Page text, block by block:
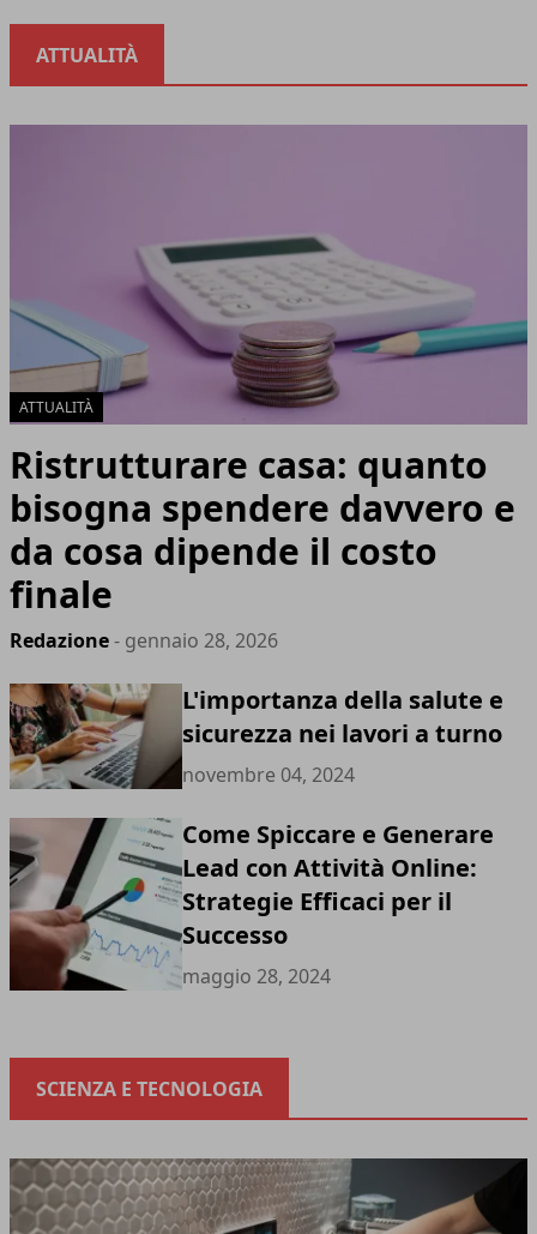
ATTUALITÀ
ATTUALITÀ
Ristrutturare casa: quanto
bisogna spendere davvero e
da cosa dipende il costo
finale
Redazione- gennaio 28, 2026
L'importanza della salute e
sicurezza nei lavori a turno
novembre 04, 2024
Come Spiccare e Generare
Lead con Attività Online:
Strategie Efficaci per il
Successo
maggio 28, 2024
SCIENZA E TECNOLOGIA